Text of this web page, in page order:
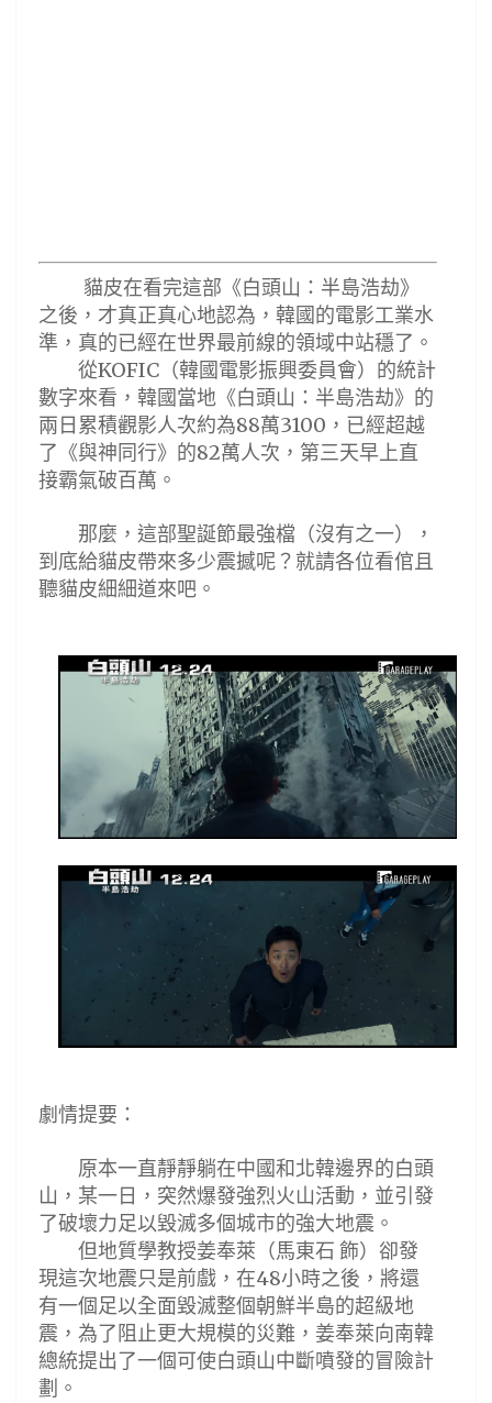
貓皮在看完這部《白頭山：半島浩劫》
之後，才真正真心地認為，韓國的電影工業水
準，真的已經在世界最前線的領域中站穩了。
從KOFIC （韓國電影振興委員會）的統計
數字來看，韓國當地《白頭山：半島浩劫》的
兩日累積觀影人次約為88萬3100 ，已經超越
了《與神同行》的82萬人次，第三天早上直
接霸氣破百萬。
那麼，這部聖誕節最強檔 （沒有之一）
，
到底給貓皮帶來多少震撼呢 ？ 就請各位看倌且
聽貓皮細細道來吧。
劇情提要：
原本一直靜靜躺在中國和北韓邊界的白頭
山，某一日，突然爆發強烈火山活動，並引發
了破壞力足以毀滅多個城市的強大地震。
但地質學教授姜奉萊（馬東石 飾）卻發
現這次地震只是前戲，在48小時之後，將還
有一個足以全面毀滅整個朝鮮半島的超級地
震，為了阻止更大規模的災難，姜奉萊向南韓
總統提出了一個可使白頭山中斷噴發的冒險計
劃。